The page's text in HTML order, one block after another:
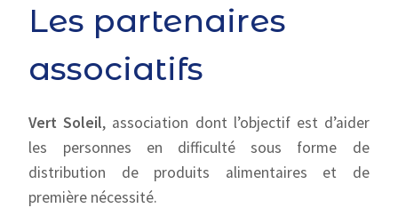
Les partenaires
associatifs
Vert Soleil, association dont l’objectif est d’aider
les personnes en difficulté sous forme de
distribution de produits alimentaires et de
première nécessité.